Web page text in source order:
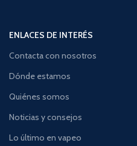
ENLACES DE INTERÉS
Contacta con nosotros
Dónde estamos
Quiénes somos
Noticias y consejos
Lo último en vapeo